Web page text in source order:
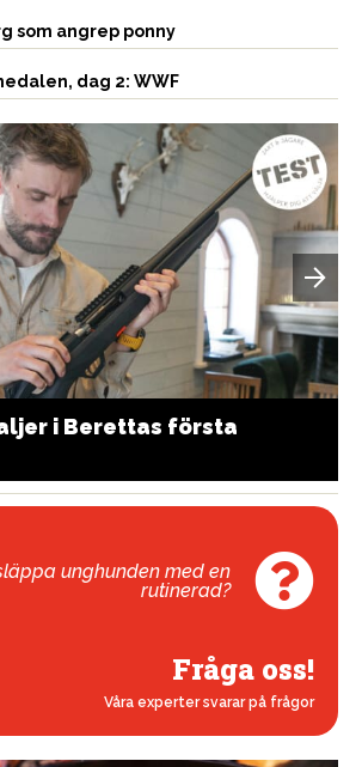
som angrep ponny
dag 2: WWF
i Berettas första
unghunden med en
rutinerad?
Fråga oss!
Våra experter svarar på frågor